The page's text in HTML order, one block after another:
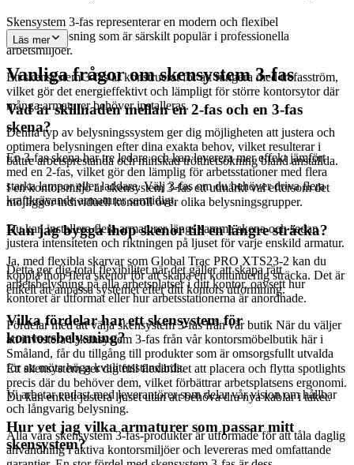
Skensystem 3-fas representerar en modern och flexibel
belysningslösning som är särskilt populär i professionella
arbetsmiljöer.
Ett skensystem 3-fas är konstruerat för att fungera med trefasström,
vilket gör det energieffektivt och lämpligt för större kontorsytor där
många armaturer behöver installeras.
Denna typ av belysningssystem ger dig möjligheten att justera och
optimera belysningen efter dina exakta behov, vilket resulterar i
bättre arbetsprestanda och minskad trötthetsökning bland anställda.
I en kontorsmiljö är skensystem 3-fas ett utmärkt val eftersom det
möjliggör individuell kontroll över olika belysningsgrupper.
Du kan installera flera armaturer längs samma skena och sedan
justera intensiteten och riktningen på ljuset för varje enskild armatur.
Detta ger dig total flexibilitet när det gäller att skapa rätt
arbetsbelysning på alla arbetsplatser i ditt kontor, oavsett hur
kontoret är utformat eller hur arbetsstationerna är anordnade.
Fördelar med att välja skensystem 3-fas från vår butik När du väljer
att investera i skensystem 3-fas från vår kontorsmöbelbutik här i
Småland, får du tillgång till produkter som är omsorgsfullt utvalda
för att möta höga kvalitetsstandards.
Vi arbetar endast med leverantörer som delar vår vision om hållbar
och långvarig belysning.
Alla våra skensystem 3-fas-produkter är utformade för att tåla daglig
användning i aktiva kontorsmiljöer och levereras med omfattande
Läs mer
Vanliga frågor omskensystem 3-fas
Vad är skillnaden mellan en 2-fas och en 3-fas
skena?
En 3-fas skena har tre ledare och kan leverera mer effekt jämfört
med en 2-fas, vilket gör den lämplig för arbetsstationer med flera
starka lampor eller laddare. Välj 3-fas om du behöver driva flera
kraftkrävande armaturer samtidigt.
Kan jag bygga ihop skenor till en längre sträcka?
Ja, med flexibla skarvar som Global Trac PRO XTS23-2 kan du
koppla ihop flera skenor för att skapa en kontinuerlig sträcka. Det är
enkelt att anpassa systemet efter ditt kontors utformning.
Vilka fördelar har ett skensystem för
kontorsbelysning?
Ett skensystem ger dig full flexibilitet att placera och flytta spotlights
precis där du behöver dem, vilket förbättrar arbetsplatsens ergonomi.
Du kan enkelt justera ljuset utan att behöva dra nya kablar i taket.
Hur vet jag vilka armaturer som passar mitt
skensystem?